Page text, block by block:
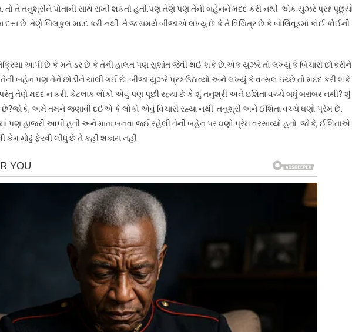
તો તે તનુશ્રીને પોતાની સાથે રાખી શકતી હતી.પણ તેણે પણ તેની બહેનને મદદ કરી નથી. એક યુઝરે પ્રશ્ન
દત્તા છે. તેણે બિલકુલ મદદ કરી નથી. તે જ સમયે બીજાએ લખ્યું છે કે તે વિચિત્ર છે કે બોલિવૂડમાં કોઈ કોઈની
આપી છે કે મને ડર છે કે તેની હાલત પણ સુશાંત જેવી થઈ શકે છે.એક યુઝરે તો લખ્યું કે બિચારી છોકરીને
બહેન પણ તેને છોડીને ચાલી ગઈ છે. બીજા યુઝરે પ્રશ્ન ઉઠાવ્યો અને લખ્યું કે વત્સલ ઇચ્છે તો મદદ કરી શકે
તેણે મદદ ન કરી. કેટલાક લોકો એવું પણ પૂછી રહ્યા છે કે શું તનુશ્રી અને ઇશિતા વચ્ચે બધું બરાબર નથી? શું
અમે તમને જણાવી દઈએ કે લોકો એવું વિચારી રહ્યા નથી. તનુશ્રી અને ઈશિતા વચ્ચે ઘણો પ્રેમ છે.
પણ હાજરી આપી હતી અને માતા બનવા જઈ રહેલી તેની બહેન પર ઘણો પ્રેમ વરસાવ્યો હતો. જોકે, ઈશિતાએ
કેમ મોઢું ફેરવી લીધું છે તે કહી શકાય નહીં.